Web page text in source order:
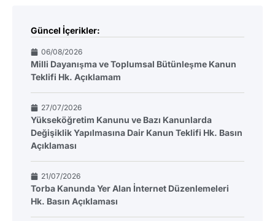
Güncel İçerikler:
06/08/2026
Milli Dayanışma ve Toplumsal Bütünleşme Kanun
Teklifi Hk. Açıklamam
27/07/2026
Yükseköğretim Kanunu ve Bazı Kanunlarda
Değişiklik Yapılmasına Dair Kanun Teklifi Hk. Basın
Açıklaması
21/07/2026
Torba Kanunda Yer Alan İnternet Düzenlemeleri
Hk. Basın Açıklaması